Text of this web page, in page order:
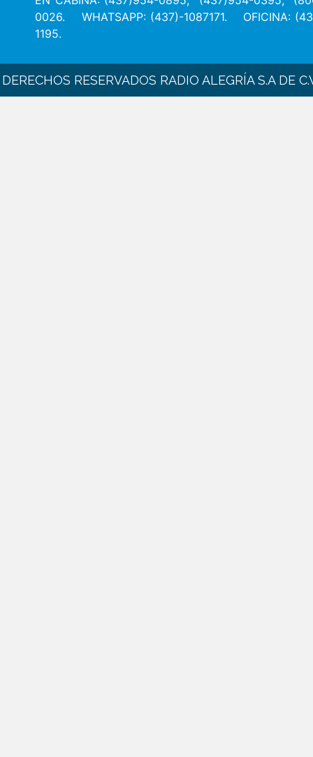
0026. WHATSAPP: (437)-1087171. OFICINA:
1195.
DERECHOS RESERVADOS RADIO ALEGRÍA S.A DE